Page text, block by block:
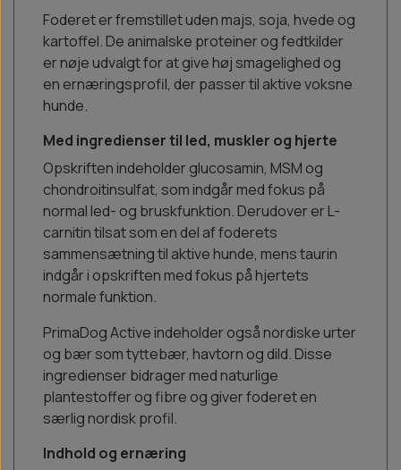
Foderet er fremstillet uden majs, soja, hvede og
kartoffel. De animalske proteiner og fedtkilder
er nøje udvalgt for at give høj smagelighed og
en ernæringsprofil, der passer til aktive voksne
hunde.
Med ingredienser til led, muskler og hjerte
Opskriften indeholder glucosamin, MSM og
chondroitinsulfat, som indgår med fokus på
normal led- og bruskfunktion. Derudover er L-
carnitin tilsat som en del af foderets
sammensætning til aktive hunde, mens taurin
indgår i opskriften med fokus på hjertets
normale funktion.
PrimaDog Active indeholder også nordiske urter
og bær som tyttebær, havtorn og dild. Disse
ingredienser bidrager med naturlige
plantestoffer og fibre og giver foderet en
særlig nordisk profil.
Indhold og ernæring